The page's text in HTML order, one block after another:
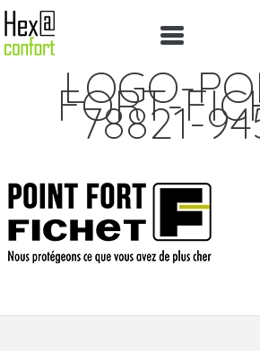
Skip
to
content
LOGO-
FORT-
78821-